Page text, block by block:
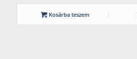
Kosárba teszem